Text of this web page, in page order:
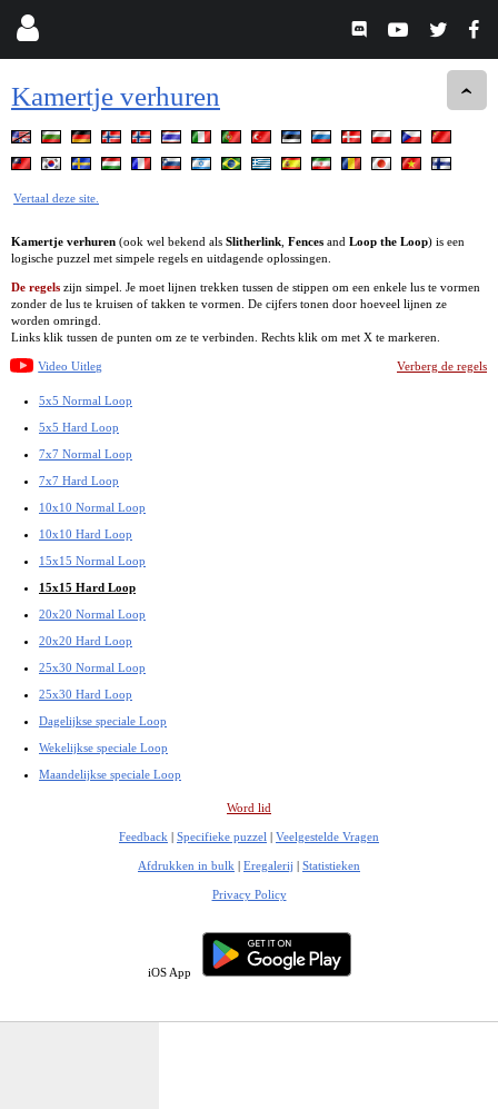
Kamertje verhuren
Vertaal deze site.
Kamertje verhuren (ook wel bekend als Slitherlink Fences and Loop the Loop) is een
logische puzzel met simpele regels en uitdagende oplossingen.
De regels zijn simpel. Je moet lijnen trekken tussen de stippen om een enkele lus te vormen
zonder de lus te kruisen of takken te vormen. De cijfers tonen door hoeveel lijnen ze
worden omringd.
Links klik tussen de punten om ze te verbinden. Rechts klik om met X te markeren.
Video Uitleg Verberg de regels
5x5 Normal Loop
5x5 Hard Loop
7x7 Normal Loop
7x7 Hard Loop
10x10 Normal Loop
10x10 Hard Loop
15x15 Normal Loop
15x15 Hard Loop
20x20 Normal Loop
20x20 Hard Loop
25x30 Normal Loop
25x30 Hard Loop
Dagelijkse speciale Loop
Wekelijkse speciale Loop
Maandelijkse speciale Loop
Word lid
Feedback | Specifieke puzzel | Veelgestelde Vragen
Afdrukken in bulk | Eregalerij | Statistieken
Privacy Policy
iOS App